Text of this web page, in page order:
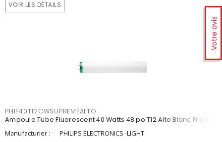
Votre avis
VOIR LES DÉTAILS
PHIF40T12CWSUPREMEALTO
Ampoule Tube Fluorescent 40 Watts 48 po T12 Alto Blanc Froid
Manufacturier :
PHILIPS ELECTRONICS -LIGHT